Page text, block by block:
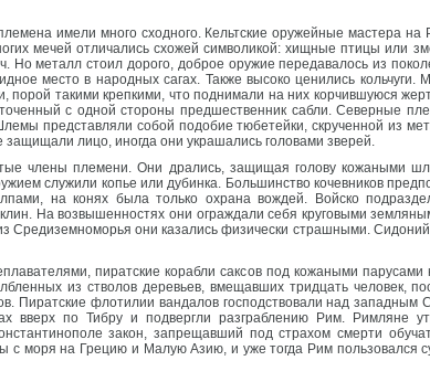
имели много сходного. Кельтские оружейные мастера на
мечей отличались схожей символикой: хищные птицы или
металл стоил дорого, доброе оружие передавалось из
место в народных сагах. Также высоко ценились
порой такими крепкими, что поднимали на них корчившуюся
с одной стороны предшественник сабли. Северные
представляли собой подобие тюбетейки, скрученной из
лицо, иногда они украшались головами зверей.
члены племени. Они дрались, защищая голову кожаными
служили копье или дубинка. Большинство кочевников
на конях была только охрана вождей. Войско
На возвышенностях они ограждали себя круговыми
Средиземноморья они казались физически страшными.
пиратские корабли саксов под кожаными
из стволов деревьев, вмещавших тридцать человек,
Пиратские флотилии вандалов господствовали над западным
вверх по Тибру и подвергли разграблению Рим. Римляне
закон, запрещавший под страхом смерти
с моря на Грецию и Малую Азию, и уже тогда Рим пользовался